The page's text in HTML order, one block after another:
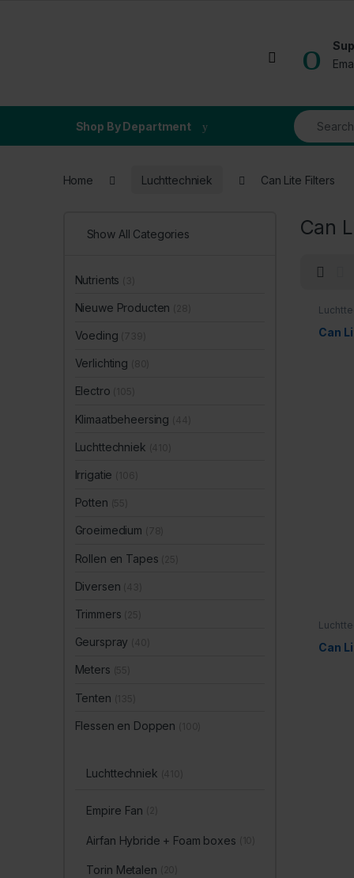
Open
Shop By Department
Search for:
Home Luchttechniek Can Lite Filters
Can
Can
Can
Show All Categories
Nutrients
Nieuwe Producten
Voeding
Verlichting
Electro
Klimaatbeheersing
Luchttechniek
Irrigatie
Potten
Groeimedium
Rollen en Tapes
Diversen
Trimmers
Geurspray
Meters
Tenten
Flessen en Doppen
Luchttechniek
Empire Fan
Airfan Hybride + Foam boxes
Torin Metalen